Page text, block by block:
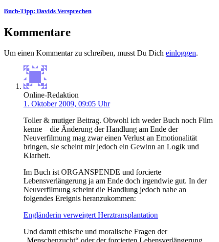
Buch-Tipp: Davids Versprechen
Kommentare
Um einen Kommentar zu schreiben, musst Du Dich einloggen.
Online-Redaktion
1. Oktober 2009, 09:05 Uhr
Toller & mutiger Beitrag. Obwohl ich weder Buch noch Film
kenne – die Änderung der Handlung am Ende der
Neuverfilmung mag zwar einen Verlust an Emotionalität
bringen, sie scheint mir jedoch ein Gewinn an Logik und
Klarheit.
Im Buch ist ORGANSPENDE und forcierte
Lebensverlängerung ja am Ende doch irgendwie gut. In der
Neuverfilmung scheint die Handlung jedoch nahe an
folgendes Ereignis heranzukommen:
Engländerin verweigert Herztransplantation
Und damit ethische und moralische Fragen der
„Menschenzucht“ oder der forcierten Lebensverlängerung